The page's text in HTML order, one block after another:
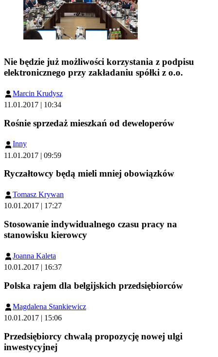
Nie będzie już możliwości korzystania z podpisu
elektronicznego przy zakładaniu spółki z o.o.
Marcin Krudysz
11.01.2017 | 10:34
Rośnie sprzedaż mieszkań od deweloperów
Inny
11.01.2017 | 09:59
Ryczałtowcy będą mieli mniej obowiązków
Tomasz Krywan
10.01.2017 | 17:27
Stosowanie indywidualnego czasu pracy na
stanowisku kierowcy
Joanna Kaleta
10.01.2017 | 16:37
Polska rajem dla belgijskich przedsiębiorców
Magdalena Stankiewicz
10.01.2017 | 15:06
Przedsiębiorcy chwalą propozycję nowej ulgi
inwestycyjnej